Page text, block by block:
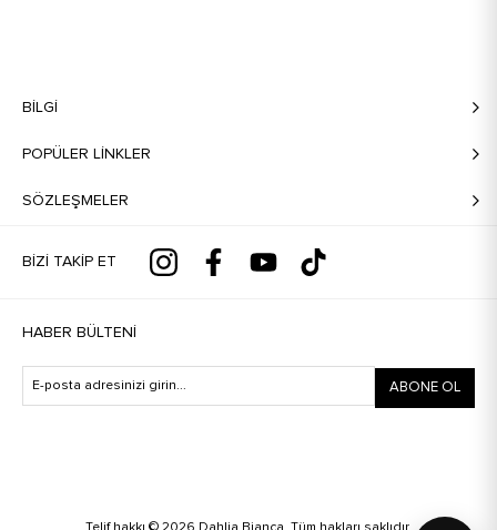
BILGI
POPÜLER LİNKLER
SÖZLEŞMELER
BIZI TAKIP ET
HABER BÜLTENI
ABONE OL